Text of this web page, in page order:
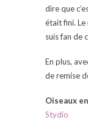
dire que
était fini.
suis fan de
En plus,
de remise
Oiseaux
Stydio